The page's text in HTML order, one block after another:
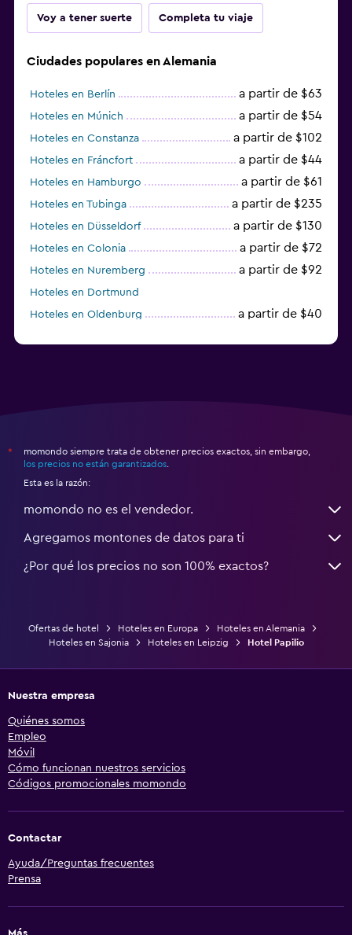
Voy a tener suerte Completa tu viaje
Ciudades populares en Alemania
Hoteles en Berlín a partir de $63
Hoteles en Múnich a partir de $54
Hoteles en Constanza a partir de $102
Hoteles en Fráncfort a partir de $44
Hoteles en Hamburgo a partir de $61
Hoteles en Tubinga a partir de $235
Hoteles en Düsseldorf a partir de $130
Hoteles en Colonia a partir de $72
Hoteles en Nuremberg a partir de $92
Hoteles en Dortmund
Hoteles en Oldenburg
a partir de $40
*
momondo siempre trata de obtener precios exactos, sin embargo,
los precios no están garantizados
Esta es la razón:
momondo no es el vendedor.
Agregamos montones de datos para ti
¿Por qué los precios no son 100% exactos?
Ofertas de hotel Hoteles en Europa
Hoteles en Alemania
Hoteles en Sajonia
Hoteles en Leipzig Hotel Papilio
Nuestra empresa
Quiénes somos
Empleo
Móvil
Cómo funcionan nuestros servicios
Códigos promocionales momondo
Contactar
Ayuda/Preguntas frecuentes
Prensa